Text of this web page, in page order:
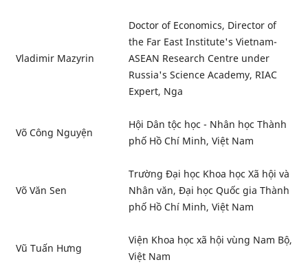
Vladimir Mazyrin
Doctor of Economics, Director of
the Far East Institute's Vietnam-
ASEAN Research Centre under
Russia's Science Academy, RIAC
Expert, Nga
Võ Công Nguyện
Hội Dân tộc học - Nhân học Thành
phố Hồ Chí Minh, Việt Nam
Võ Văn Sen
Trường Đại học Khoa học Xã hội và
Nhân văn, Đại học Quốc gia Thành
phố Hồ Chí Minh, Việt Nam
Vũ Tuấn Hưng
Viện Khoa học xã hội vùng Nam Bộ,
Việt Nam